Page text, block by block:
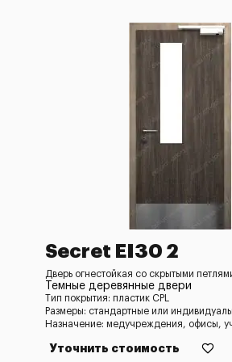
Secret EI30 2
Дверь огнестойкая со скрытыми
Темные деревянные двери
Тип покрытия: пластик CPL
Размеры: стандартные или
Назначение: медучреждения, офисы,
Уточнить стоимость